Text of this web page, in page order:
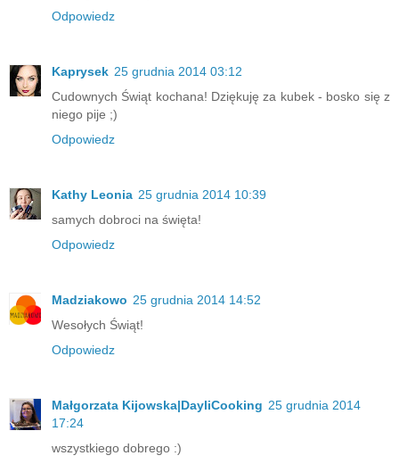
Odpowiedz
Kaprysek 25 grudnia 2014 03:12
Cudownych Świąt kochana! Dziękuję za kubek - bosko się z
niego pije ;)
Odpowiedz
Kathy Leonia 25 grudnia 2014 10:39
samych dobroci na święta!
Odpowiedz
Madziakowo 25 grudnia 2014 14:52
Wesołych Świąt!
Odpowiedz
Małgorzata Kijowska|DayliCooking 25 grudnia 2014
17:24
wszystkiego dobrego :)